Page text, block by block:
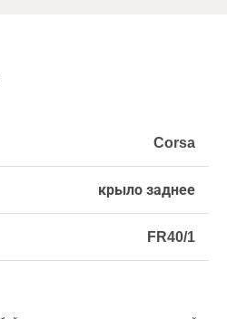
Corsa
крыло заднее
FR40/1